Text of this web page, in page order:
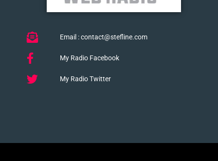
Email : contact@stefline.com
My Radio Facebook
My Radio Twitter